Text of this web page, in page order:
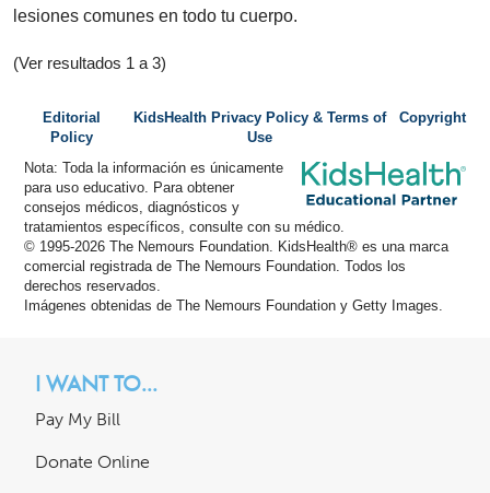
lesiones comunes en todo tu cuerpo.
(Ver resultados 1 a 3)
Editorial
Policy
KidsHealth Privacy Policy & Terms of
Use
Copyright
Nota: Toda la información es únicamente
para uso educativo. Para obtener
consejos médicos, diagnósticos y
tratamientos específicos, consulte con su médico.
© 1995-2026 The Nemours Foundation. KidsHealth® es una marca
comercial registrada de The Nemours Foundation. Todos los
derechos reservados.
Imágenes obtenidas de The Nemours Foundation y Getty Images.
I WANT TO...
Pay My Bill
Donate Online